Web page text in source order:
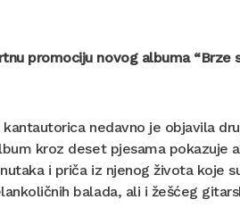
promociju novog albuma
nedavno je objavila
kroz deset pjesama
i priča iz njenog života koje
balada, ali i žešćeg